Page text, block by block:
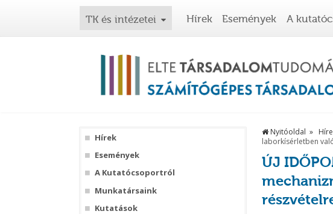
TK és intézetei Hírek Események A
Hírek
Események
A Kutatócsoportról
Munkatársaink
Kutatások
Nyitóoldal
laborkísérletben
ÚJ